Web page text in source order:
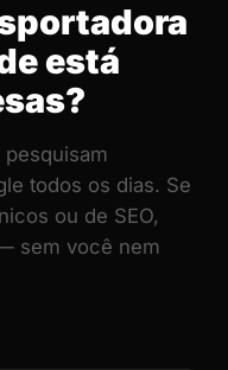
está
pesquisam
todos os dias. Se
ou de SEO,
sem você nem